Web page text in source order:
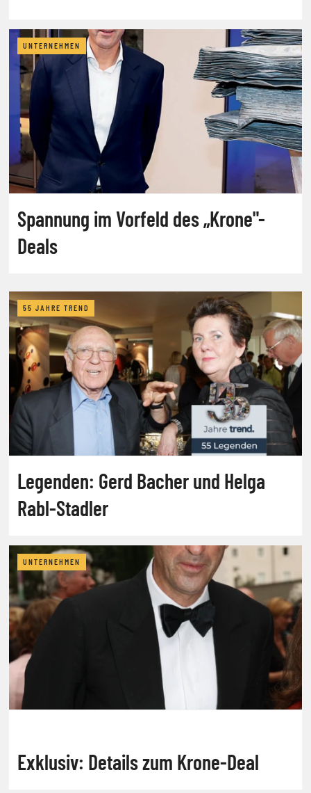
UNTERNEHMEN
Spannung im Vorfeld des „Krone"-
Deals
55 JAHRE TREND
Legenden: Gerd Bacher und Helga
Rabl-Stadler
UNTERNEHMEN
Exklusiv: Details zum Krone-Deal